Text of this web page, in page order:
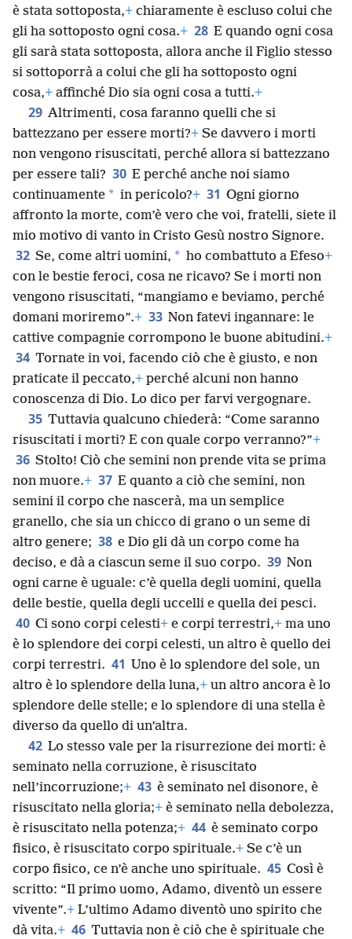
è stata sottoposta,+ chiaramente è escluso colui che
gli ha sottoposto ogni cosa.+ 28 E quando ogni cosa
gli sarà stata sottoposta, allora anche il Figlio stesso
si sottoporrà a colui che gli ha sottoposto ogni
cosa,+ affinché Dio sia ogni cosa a tutti.+
29 Altrimenti, cosa faranno quelli che si
battezzano per essere morti?+ Se davvero i morti
non vengono risuscitati, perché allora si battezzano
per essere tali? 30 E perché anche noi siamo
continuamente * in pericolo?+ 31 Ogni giorno
affronto la morte, com’è vero che voi, fratelli, siete il
mio motivo di vanto in Cristo Gesù nostro Signore.
32 Se, come altri uomini, * ho combattuto a Efeso+
con le bestie feroci, cosa ne ricavo? Se i morti non
vengono risuscitati, “mangiamo e beviamo, perché
domani moriremo”.+ 33 Non fatevi ingannare: le
cattive compagnie corrompono le buone abitudini.+
34 Tornate in voi, facendo ciò che è giusto, e non
praticate il peccato,+ perché alcuni non hanno
conoscenza di Dio. Lo dico per farvi vergognare.
35 Tuttavia qualcuno chiederà: “Come saranno
risuscitati i morti? E con quale corpo verranno?”+
36 Stolto! Ciò che semini non prende vita se prima
non muore.+ 37 E quanto a ciò che semini, non
semini il corpo che nascerà, ma un semplice
granello, che sia un chicco di grano o un seme di
altro genere; 38 e Dio gli dà un corpo come ha
deciso, e dà a ciascun seme il suo corpo. 39 Non
ogni carne è uguale: c’è quella degli uomini, quella
delle bestie, quella degli uccelli e quella dei pesci.
40 Ci sono corpi celesti+ e corpi terrestri,+ ma uno
è lo splendore dei corpi celesti, un altro è quello dei
corpi terrestri. 41 Uno è lo splendore del sole, un
altro è lo splendore della luna,+ un altro ancora è lo
splendore delle stelle; e lo splendore di una stella è
diverso da quello di un’altra.
42 Lo stesso vale per la risurrezione dei morti: è
seminato nella corruzione, è risuscitato
nell’incorruzione;+ 43 è seminato nel disonore, è
risuscitato nella gloria;+ è seminato nella debolezza,
è risuscitato nella potenza;+ 44 è seminato corpo
fisico, è risuscitato corpo spirituale.+ Se c’è un
corpo fisico, ce n’è anche uno spirituale. 45 Così è
scritto: “Il primo uomo, Adamo, diventò un essere
vivente”.+ L’ultimo Adamo diventò uno spirito che
dà vita.+ 46 Tuttavia non è ciò che è spirituale che